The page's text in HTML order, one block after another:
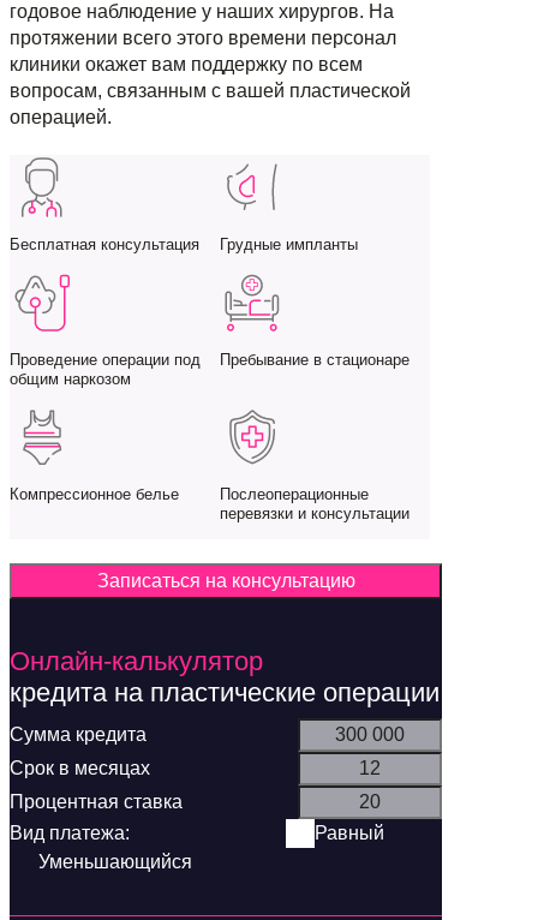
годовое наблюдение у наших хирургов. На
протяжении всего этого времени персонал
клиники окажет вам поддержку по всем
вопросам, связанным с вашей пластической
операцией.
Бесплатная консультация Грудные импланты
Проведение операции под
общим наркозом
Пребывание в стационаре
Компрессионное белье
Послеоперационные
перевязки и консультации
Записаться на консультацию
Онлайн-калькулятор
кредита на пластические операции
Равный
Уменьшающийся